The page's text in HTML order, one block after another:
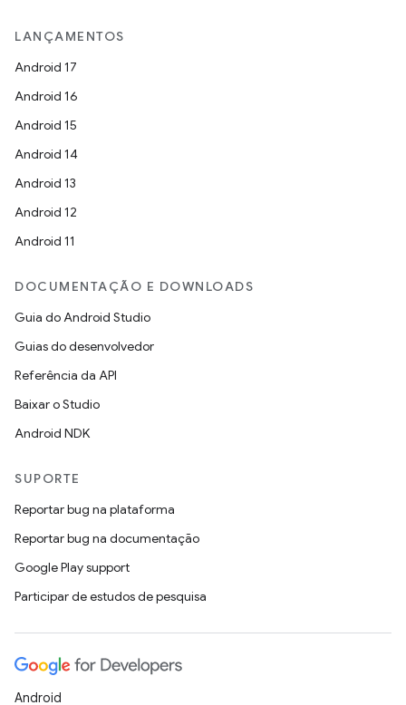
LANÇAMENTOS
Android 17
Android 16
Android 15
Android 14
Android 13
Android 12
Android 11
DOCUMENTAÇÃO E DOWNLOADS
Guia do Android Studio
Guias do desenvolvedor
Referência da API
Baixar o Studio
Android NDK
SUPORTE
Reportar bug na plataforma
Reportar bug na documentação
Google Play support
Participar de estudos de pesquisa
Android